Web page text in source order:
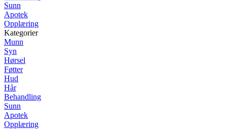
Sunn
Apotek
Opplæring
Kategorier
Munn
Syn
Hørsel
Føtter
Hud
Hår
Behandling
Sunn
Apotek
Opplæring